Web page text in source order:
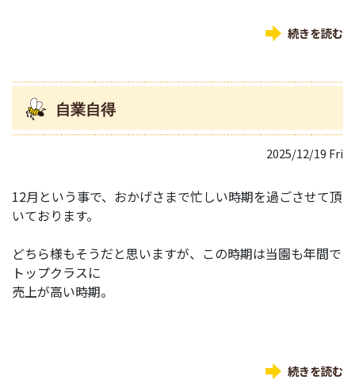
続きを読む
自業自得
2025/12/19 Fri
12月という事で、おかげさまで忙しい時期を過ごさせて頂
いております。
どちら様もそうだと思いますが、この時期は当園も年間で
トップクラスに
売上が高い時期。
続きを読む